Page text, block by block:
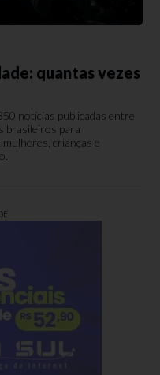
quantas vezes
notícias publicadas entre
brasileiros para
crianças e